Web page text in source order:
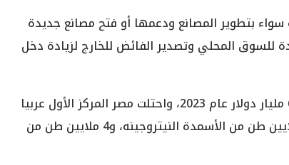
بتطوير المصانع ودعمها أو فتح مصانع جديدة
للسوق المحلي وتصدير الفائض للخارج لزيادة دخل
وقال إنه تجاوزت صادرات مصر من الأسمدة ما قيمته 6 مليار دولار عام 2023، واحتلت مصر المركز الأول عربيا
والسابع عالميا في إنتاج سماد اليوريا، وننتج نحو 8 ملايين طن من الأسمدة النيتروجينه، و4 ملايين طن من